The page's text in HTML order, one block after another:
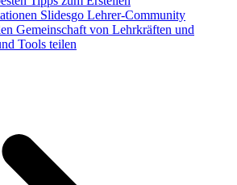
Slidesgo Lehrer-Community
Gemeinschaft von Lehrkräften und
Tools teilen